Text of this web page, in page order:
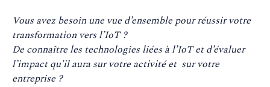
Vous avez besoin une vue d’ensemble pour réussir votre
transformation vers l’IoT ?
De connaître les technologies liées à l’IoT et d’évaluer
l’impact qu'il aura sur votre activité et sur votre
entreprise ?